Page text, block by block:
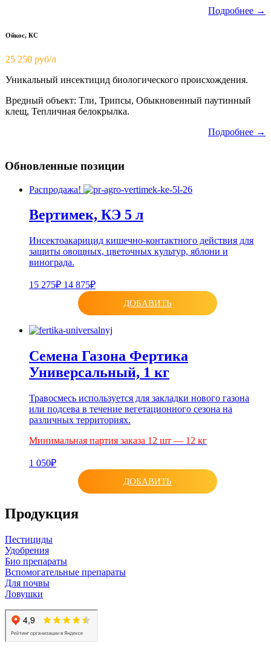
Подробнее →
Ойкос, КС
25 250 руб/л
Уникальный инсектицид биологического происхождения.
Вредный объект: Тли, Трипсы, Обыкновенный паутинный
клещ, Тепличная белокрылка.
Подробнее →
Обновленные позиции
Распродажа!
Вертимек, КЭ 5 л
Инсектоакарицид кишечно-контактного действия для
защиты овощных, цветочных культур, яблони и
винограда.
15 275₽ 14 875₽
ДОБАВИТЬ
Семена Газона Фертика
Универсальный, 1 кг
Травосмесь используется для закладки нового газона
или подсева в течение вегетационного сезона на
различных территориях.
Минимальная партия заказа 12 шт — 12 кг
1 050₽
ДОБАВИТЬ
Продукция
Пестициды
Удобрения
Био препараты
Вспомогательные препараты
Для почвы
Ловушки